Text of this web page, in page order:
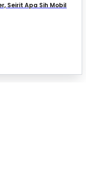
Seirit Apa Sih Mobil